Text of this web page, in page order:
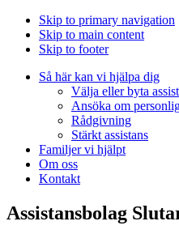
Skip to primary navigation
Skip to main content
Skip to footer
Så här kan vi hjälpa dig
Välja eller byta
Ansöka om
Rådgivning
Stärkt assistans
Familjer vi hjälpt
Om oss
Kontakt
Assistansbolag